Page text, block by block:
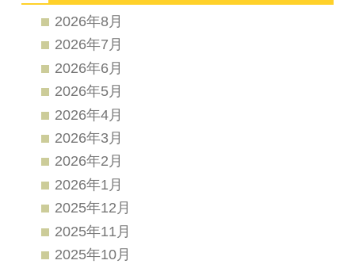
2026年8月
2026年7月
2026年6月
2026年5月
2026年4月
2026年3月
2026年2月
2026年1月
2025年12月
2025年11月
2025年10月